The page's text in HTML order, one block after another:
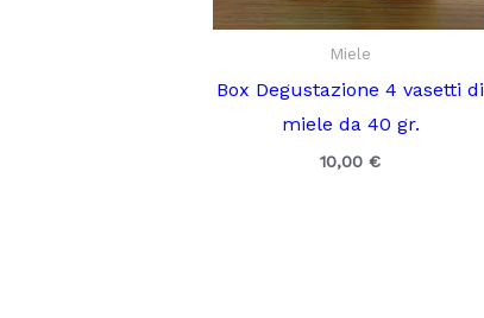
Miele
Box Degustazione 4 vasetti di
miele da 40 gr.
10,00€